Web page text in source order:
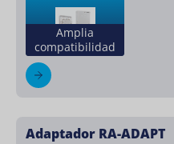
Amplia
compatibilidad
Adaptador RA-ADAPT